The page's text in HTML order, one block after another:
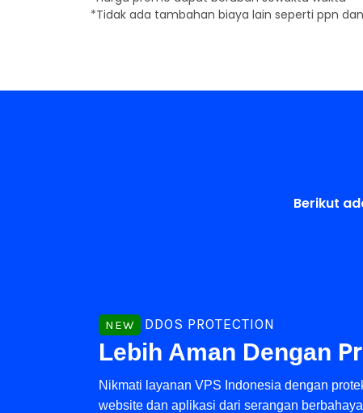
*Tidak ada tambahan biaya lain seperti ppn
Berikut
NEW DDOS PROTECTION
Lebih Aman Dengan
Nikmati layanan VPS Indonesia dengan
website dan aplikasi dari serangan